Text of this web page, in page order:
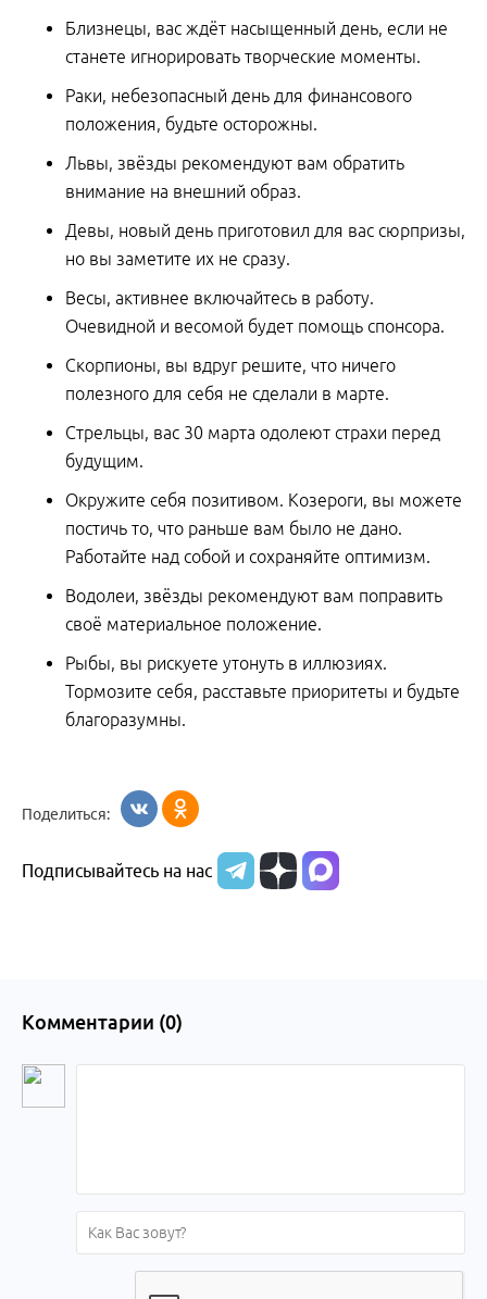
Близнецы, вас ждёт насыщенный день, если не
станете игнорировать творческие моменты.
Раки, небезопасный день для финансового
положения, будьте осторожны.
Львы, звёзды рекомендуют вам обратить
внимание на внешний образ.
Девы, новый день приготовил для вас сюрпризы,
но вы заметите их не сразу.
Весы, активнее включайтесь в работу.
Очевидной и весомой будет помощь спонсора.
Скорпионы, вы вдруг решите, что ничего
полезного для себя не сделали в марте.
Стрельцы, вас 30 марта одолеют страхи перед
будущим.
Окружите себя позитивом. Козероги, вы можете
постичь то, что раньше вам было не дано.
Работайте над собой и сохраняйте оптимизм.
Водолеи, звёзды рекомендуют вам поправить
своё материальное положение.
Рыбы, вы рискуете утонуть в иллюзиях.
Тормозите себя, расставьте приоритеты и будьте
благоразумны.
Поделиться:
Подписывайтесь на нас
Комментарии (0)